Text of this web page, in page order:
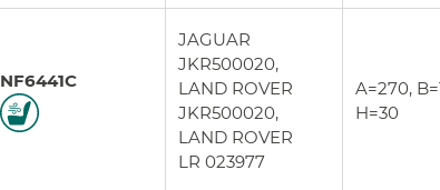
NF6441C
JAGUAR
JKR500020,
LAND ROVER
JKR500020,
LAND ROVER
LR 023977
A=270,
H=30